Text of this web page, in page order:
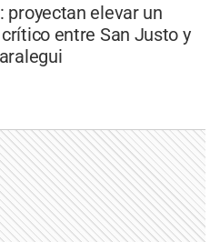
proyectan elevar un
entre San Justo y